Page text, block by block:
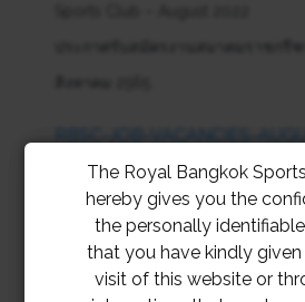
2022
Download
Job Vacancy Announcement –
August 2022
ประกาศรับสมัครงานสมาคมราชกรี
The Royal Bangkok
hereby gives you the
the personally
that you have kindly given
visit of this website or